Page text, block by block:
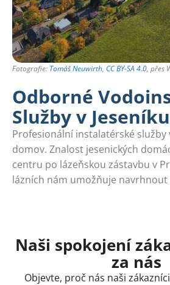
Fotografie: Tomáš Neuwirth, CC BY-SA 4.0, přes
Odborné
Služby v Jeseníku
Profesionální instalatérské služby
domov. Znalost jesenických
centru po lázeňskou zástavbu v
lázních nám umožňuje
Naši spokojení
za nás
Objevte, proč nás naši